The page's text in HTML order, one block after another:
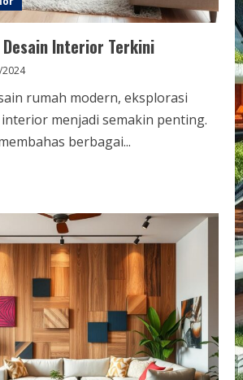
Interior Terkini
rumah modern, eksplorasi
menjadi semakin penting.
berbagai...